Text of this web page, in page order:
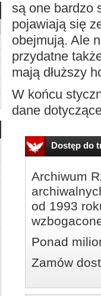
są one bardzo
pojawiają się
obejmują. Ale
przydatne
mają dłuższy
W końcu
dane
Dostęp do
Archiwum
od 1993
Ponad
Zamów